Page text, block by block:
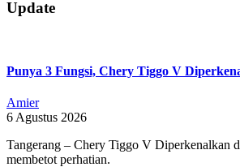
01-
Update
Punya 3 Fungsi, Chery Tiggo V
Amier
6 Agustus 2026
Tangerang – Chery Tiggo V Diperkenalkan
membetot perhatian.